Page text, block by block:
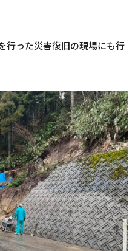
行った災害復旧の現場にも行